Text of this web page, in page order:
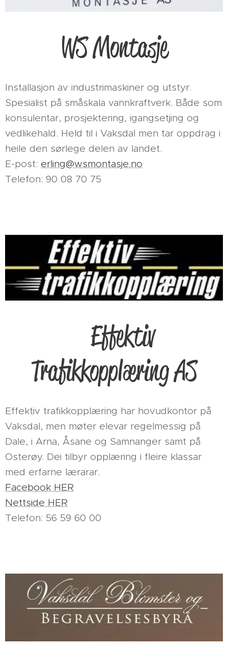
WS Montasje
Installasjon av industrimaskiner og utstyr.
Spesialist på småskala vannkraftverk. Både som
konsulentar, prosjektering, igangsetjing og
vedlikehald. Held til i Vaksdal men tar oppdrag i
heile den sørlege delen av landet.
E-post: erling@wsmontasje.no
Telefon: 90 08 70 75
Effektiv
Trafikkopplæring AS
Effektiv trafikkopplæring har hovudkontor på
Vaksdal, men møter elevar regelmessig på
Dale, i Arna, Åsane og Samnanger samt på
Osterøy. Dei tilbyr opplæring i fleire klassar
med erfarne lærarar.
Facebook HER
Nettside HER
Telefon: 56 59 60 00